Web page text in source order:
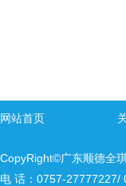
网站首页
CopyRight©广东顺德全
电 话：0757-